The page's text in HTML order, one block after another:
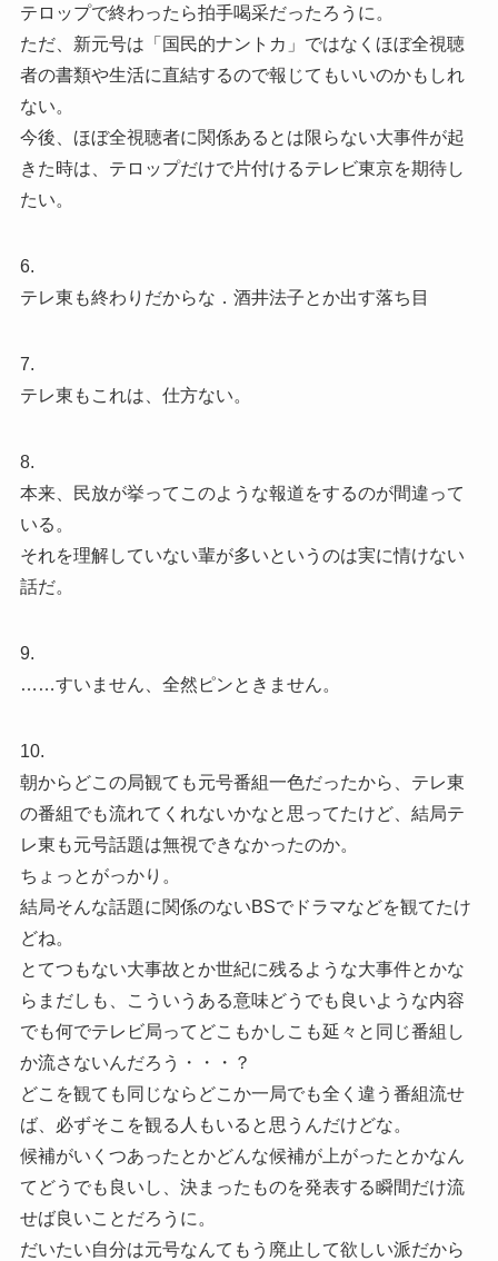
テロップで終わったら拍手喝采だったろうに。
ただ、新元号は「国民的ナントカ」ではなくほぼ全視聴
者の書類や生活に直結するので報じてもいいのかもしれ
ない。
今後、ほぼ全視聴者に関係あるとは限らない大事件が起
きた時は、テロップだけで片付けるテレビ東京を期待し
たい。
6.
テレ東も終わりだからな．酒井法子とか出す落ち目
7.
テレ東もこれは、仕方ない。
8.
本来、民放が挙ってこのような報道をするのが間違って
いる。
それを理解していない輩が多いというのは実に情けない
話だ。
9.
……すいません、全然ピンときません。
10.
朝からどこの局観ても元号番組一色だったから、テレ東
の番組でも流れてくれないかなと思ってたけど、結局テ
レ東も元号話題は無視できなかったのか。
ちょっとがっかり。
結局そんな話題に関係のないBSでドラマなどを観てたけ
どね。
とてつもない大事故とか世紀に残るような大事件とかな
らまだしも、こういうある意味どうでも良いような内容
でも何でテレビ局ってどこもかしこも延々と同じ番組し
か流さないんだろう・・・？
どこを観ても同じならどこか一局でも全く違う番組流せ
ば、必ずそこを観る人もいると思うんだけどな。
候補がいくつあったとかどんな候補が上がったとかなん
てどうでも良いし、決まったものを発表する瞬間だけ流
せば良いことだろうに。
だいたい自分は元号なんてもう廃止して欲しい派だから